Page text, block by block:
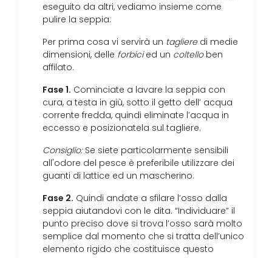
eseguito da altri, vediamo insieme come
pulire la seppia:
Per prima cosa vi servirà un tagliere di medie
dimensioni, delle forbicied un coltello ben
affilato.
Fase 1. Cominciate a lavare la seppia con
cura, a testa in giù, sotto il getto dell’ acqua
corrente fredda, quindi eliminate l’acqua in
eccesso e posizionatela sul tagliere.
Consiglio:Se siete particolarmente sensibili
all'odore del pesce è preferibile utilizzare dei
guanti di lattice ed un mascherino.
Fase 2. Quindi andate a sfilare l’osso dalla
seppia aiutandovi con le dita. “Individuare” il
punto preciso dove si trova l’osso sarà molto
semplice dal momento che si tratta dell’unico
elemento rigido che costituisce questo